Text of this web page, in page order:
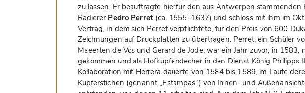
zu lassen. Er beauftragte hierfür den aus Antwerpen stammenden
Radierer Pedro Perret (ca. 1555–1637) und schloss mit ihm im
Vertrag, in dem sich Perret verpflichtete, für den Preis von 600
Zeichnungen auf Druckplatten zu übertragen. Perret, ein Schüler
Maeerten de Vos und Gerard de Jode, war ein Jahr zuvor, in 1583,
gekommen und als Hofkupferstecher in den Dienst König Philipps
Kollaboration mit Herrera dauerte von 1584 bis 1589, im Laufe
Kupferstichen (genannt „Estampas“) von Innen- und